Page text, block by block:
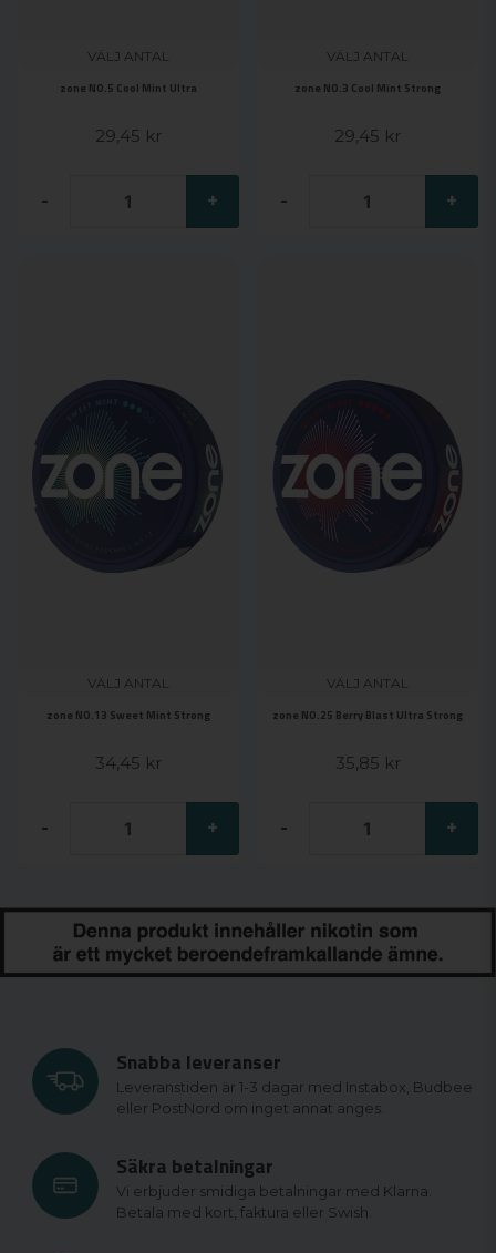
VÄLJ ANTAL
zone NO.5 Cool Mint Ultra
29,45 kr
- +
VÄLJ ANTAL
zone NO.3 Cool Mint Strong
29,45 kr
- +
VÄLJ ANTAL
zone NO.13 Sweet Mint Strong
34,45 kr
- +
VÄLJ ANTAL
zone NO.25 Berry Blast Ultra Strong
35,85 kr
- +
Snabba leveranser
Leveranstiden är 1-3 dagar med Instabox, Budbee
eller PostNord om inget annat anges.
Säkra betalningar
Vi erbjuder smidiga betalningar med Klarna.
Betala med kort, faktura eller Swish.